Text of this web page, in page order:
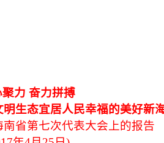
力 奋力拼搏
生态宜居人民幸福的美好新
省第七次代表大会上的报告